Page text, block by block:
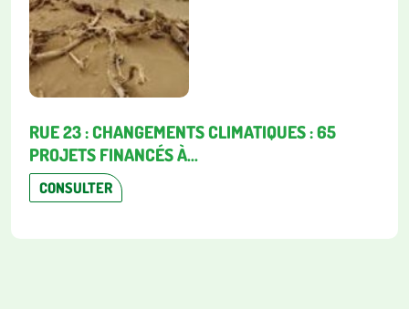
RUE 23 : CHANGEMENTS CLIMATIQUES : 65
PROJETS FINANCÉS À...
CONSULTER